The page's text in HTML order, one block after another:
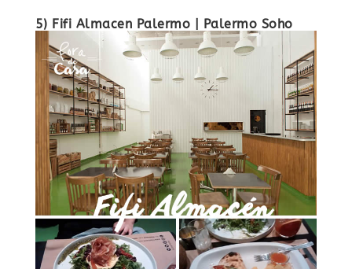
5) Fifi Almacen Palermo | Palermo Soho